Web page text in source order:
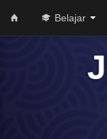
Belajar